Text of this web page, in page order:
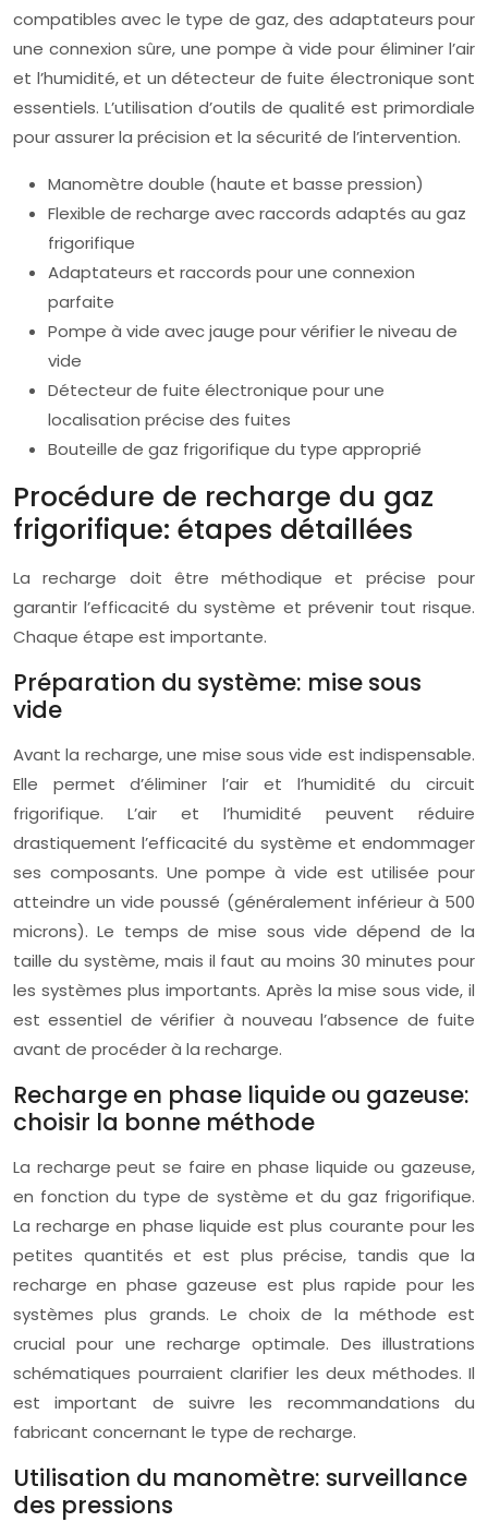
compatibles avec le type de gaz, des adaptateurs pour
une connexion sûre, une pompe à vide pour éliminer l’air
et l’humidité, et un détecteur de fuite électronique sont
essentiels. L’utilisation d’outils de qualité est primordiale
pour assurer la précision et la sécurité de l’intervention.
Manomètre double (haute et basse pression)
Flexible de recharge avec raccords adaptés au gaz
frigorifique
Adaptateurs et raccords pour une connexion
parfaite
Pompe à vide avec jauge pour vérifier le niveau de
vide
Détecteur de fuite électronique pour une
localisation précise des fuites
Bouteille de gaz frigorifique du type approprié
Procédure de recharge du gaz
frigorifique: étapes détaillées
La recharge doit être méthodique et précise pour
garantir l’efficacité du système et prévenir tout risque.
Chaque étape est importante.
Préparation du système: mise sous
vide
Avant la recharge, une mise sous vide est indispensable.
Elle permet d’éliminer l’air et l’humidité du circuit
frigorifique. L’air et l’humidité peuvent réduire
drastiquement l’efficacité du système et endommager
ses composants. Une pompe à vide est utilisée pour
atteindre un vide poussé (généralement inférieur à 500
microns). Le temps de mise sous vide dépend de la
taille du système, mais il faut au moins 30 minutes pour
les systèmes plus importants. Après la mise sous vide, il
est essentiel de vérifier à nouveau l’absence de fuite
avant de procéder à la recharge.
Recharge en phase liquide ou gazeuse:
choisir la bonne méthode
La recharge peut se faire en phase liquide ou gazeuse,
en fonction du type de système et du gaz frigorifique.
La recharge en phase liquide est plus courante pour les
petites quantités et est plus précise, tandis que la
recharge en phase gazeuse est plus rapide pour les
systèmes plus grands. Le choix de la méthode est
crucial pour une recharge optimale. Des illustrations
schématiques pourraient clarifier les deux méthodes. Il
est important de suivre les recommandations du
fabricant concernant le type de recharge.
Utilisation du manomètre: surveillance
des pressions